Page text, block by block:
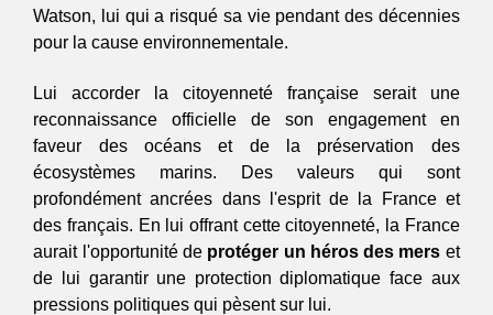
Watson, lui qui a risqué sa vie pendant des décennies
pour la cause environnementale.
Lui accorder la citoyenneté française serait une
reconnaissance officielle de son engagement en
faveur des océans et de la préservation des
écosystèmes marins. Des valeurs qui sont
profondément ancrées dans l'esprit de la France et
des français. En lui offrant cette citoyenneté, la France
aurait l'opportunité de protéger un héros des mers et
de lui garantir une protection diplomatique face aux
pressions politiques qui pèsent sur lui.